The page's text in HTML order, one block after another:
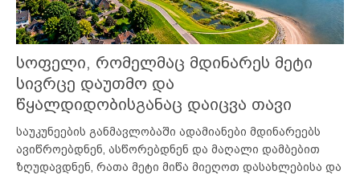
სოფელი, რომელმაც მდინარეს მეტი
სივრცე დაუთმო და
წყალდიდობისგანაც დაიცვა თავი
საუკუნეების განმავლობაში ადამიანები მდინარეებს
ავიწროებდნენ, ასწორებდნენ და მაღალი დამბებით
ზღუდავდნენ, რათა მეტი მიწა მიეღოთ დასახლებისა და